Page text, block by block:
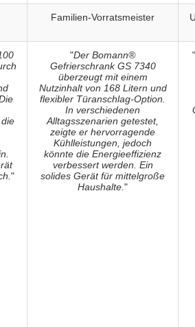
Familien-Vorratsmeister
"
"Der Bomann®
Gefrierschrank GS 7340
überzeugt mit einem
Nutzinhalt von 168 Litern und
flexibler Türanschlag-Option.
In verschiedenen
Alltagsszenarien getestet,
zeigte er hervorragende
Kühlleistungen, jedoch
könnte die Energieeffizienz
verbessert werden. Ein
solides Gerät für mittelgroße
Haushalte."
"